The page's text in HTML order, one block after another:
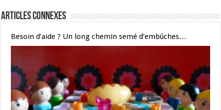
Articles connexes
Besoin d’aide ? Un long chemin semé d’embûches…